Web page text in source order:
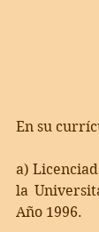
En su
a)
la
Año 1996.